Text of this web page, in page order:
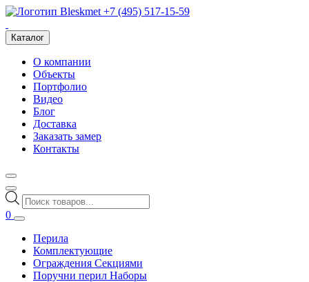
+7 (495) 517-15-59
Каталог
О компании
Объекты
Портфолио
Видео
Блог
Доставка
Заказать замер
Контакты
Поиск
товаров
0
Перила
Комплектующие
Ограждения Секциями
Поручни перил Наборы